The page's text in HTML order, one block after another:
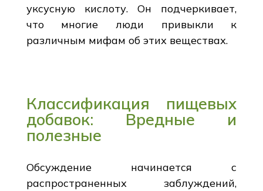
уксусную кислоту. Он подчеркивает,
что многие люди привыкли к
различным мифам об этих веществах.
Классификация пищевых
добавок: Вредные и
полезные
Обсуждение начинается с
распространенных заблуждений,